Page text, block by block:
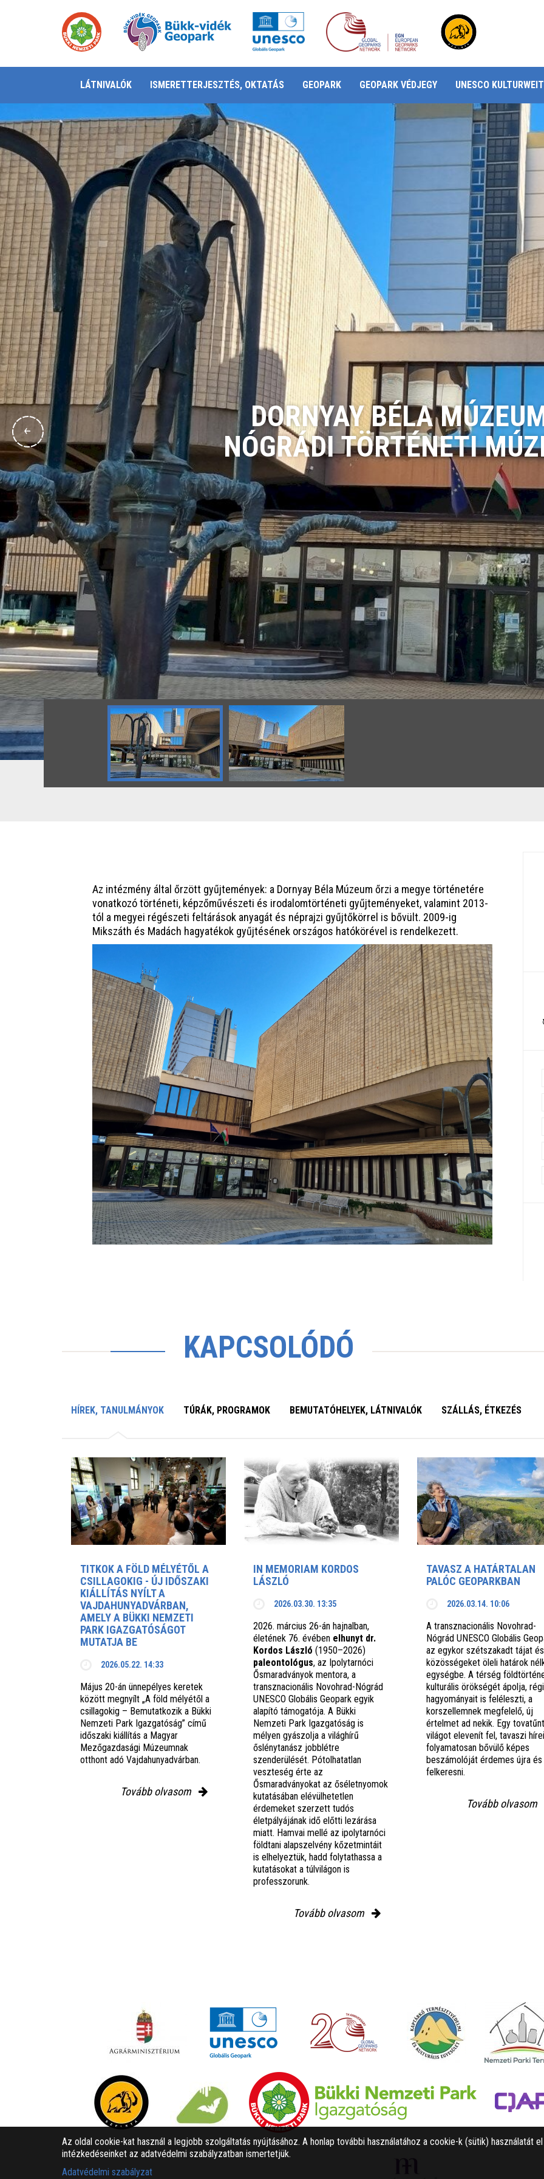
LÁTNIVALÓK ISMERETTERJESZTÉS, OKTATÁS GEOPARK GEOPARK VÉDJEGY UNESCO
DORNYAY BÉLA
NÓGRÁDI TÖRTÉNETI
Az intézmény által őrzött gyűjtemények: a Dornyay Béla Múzeum őrzi a megye történetére
vonatkozó történeti, képzőművészeti és irodalomtörténeti gyűjteményeket, valamint 2013-
tól a megyei régészeti feltárások anyagát és néprajzi gyűjtőkörrel is bővült. 2009-ig
Mikszáth és Madách hagyatékok gyűjtésének országos hatókörével is rendelkezett.
KAPCSOLÓDÓ
HÍREK, TANULMÁNYOK TÚRÁK, PROGRAMOK BEMUTATÓHELYEK, LÁTNIVALÓK SZÁLLÁS, ÉTKEZÉS
TITKOK A FÖLD MÉLYÉTŐL A
CSILLAGOKIG - ÚJ IDŐSZAKI
KIÁLLÍTÁS NYÍLT A
VAJDAHUNYADVÁRBAN,
AMELY A BÜKKI NEMZETI
PARK IGAZGATÓSÁGOT
MUTATJA BE
2026.05.22. 14:33
Május 20-án ünnepélyes keretek
között megnyílt „A föld mélyétől a
csillagokig – Bemutatkozik a Bükki
Nemzeti Park Igazgatóság” című
időszaki kiállítás a Magyar
Mezőgazdasági Múzeumnak
otthont adó Vajdahunyadvárban.
Tovább olvasom
IN MEMORIAM KORDOS
LÁSZLÓ
2026.03.30. 13:35
2026. március 26-án hajnalban,
életének 76. évében elhunyt dr.
Kordos László (1950–2026)
paleontológus, az Ipolytarnóci
Ősmaradványok mentora, a
transznacionális Novohrad-Nógrád
UNESCO Globális Geopark egyik
alapító támogatója. A Bükki
Nemzeti Park Igazgatóság is
mélyen gyászolja a világhírű
őslénytanász jobblétre
szenderülését. Pótolhatatlan
veszteség érte az
Ősmaradványokat az őséletnyomok
kutatásában elévülhetetlen
érdemeket szerzett tudós
életpályájának idő előtti lezárása
miatt. Hamvai mellé az ipolytarnóci
földtani alapszelvény kőzetmintáit
is elhelyeztük, hadd folytathassa a
kutatásokat a túlvilágon is
professzorunk.
Tovább olvasom
TAVASZ A HATÁRTALAN
PALÓC GEOPARKBAN
2026.03.14. 10:06
A transznacionális Novohrad-
Nógrád UNESCO Globális
az egykor szétszakadt tájat és
közösségeket öleli határok
egységbe. A térség
kulturális örökségét ápolja, régi
hagyományait is feléleszti, a
korszellemnek megfelelő, új
értelmet ad nekik. Egy tovatűnt
világot elevenít fel, tavaszi
folyamatosan bővülő képes
beszámolóját érdemes újra és
felkeresni.
Tovább olvasom
Az oldal cookie-kat használ a legjobb szolgáltatás nyújtásához. A honlap további használatához a cookie-k (sütik) használatát
intézkedéseinket az adatvédelmi szabályzatban ismertetjük.
Adatvédelmi szabályzat